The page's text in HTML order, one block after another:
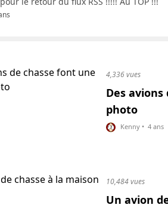
4,336 vues
Des
photo
Kenny • 4 ans
10,484 vues
Un avion